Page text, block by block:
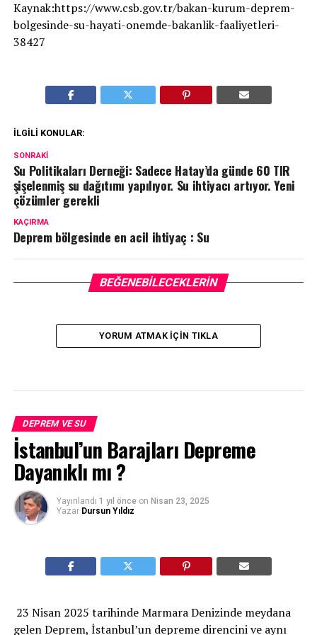
Kaynak:https://www.csb.gov.tr/bakan-kurum-deprem-
bolgesinde-su-hayati-onemde-bakanlik-faaliyetleri-
38427
İLGILI KONULAR:
SONRAKI
Su Politikaları Derneği: Sadece Hatay’da günde 60 TIR
şişelenmiş su dağıtımı yapılıyor. Su ihtiyacı artıyor. Yeni
çözümler gerekli
KAÇIRMA
Deprem bölgesinde en acil ihtiyaç : Su
BEĞENEBILECEKLERIN
YORUM ATMAK IÇIN TIKLA
DEPREM VE SU
İstanbul’un Barajları Depreme
Dayanıklı mı ?
Yayınlandı 1 yıl önce on Nisan 23, 2025
Yazar Dursun Yıldız
23 Nisan 2025 tarihinde Marmara Denizinde meydana
gelen Deprem, İstanbul’un depreme direncini ve aynı